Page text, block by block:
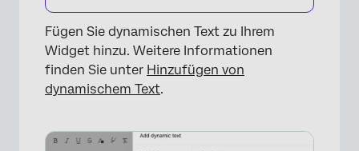
×
Fügen Sie dynamischen Text zu Ihrem
Widget hinzu. Weitere Informationen
finden Sie unter Hinzufügen von
dynamischem Text.